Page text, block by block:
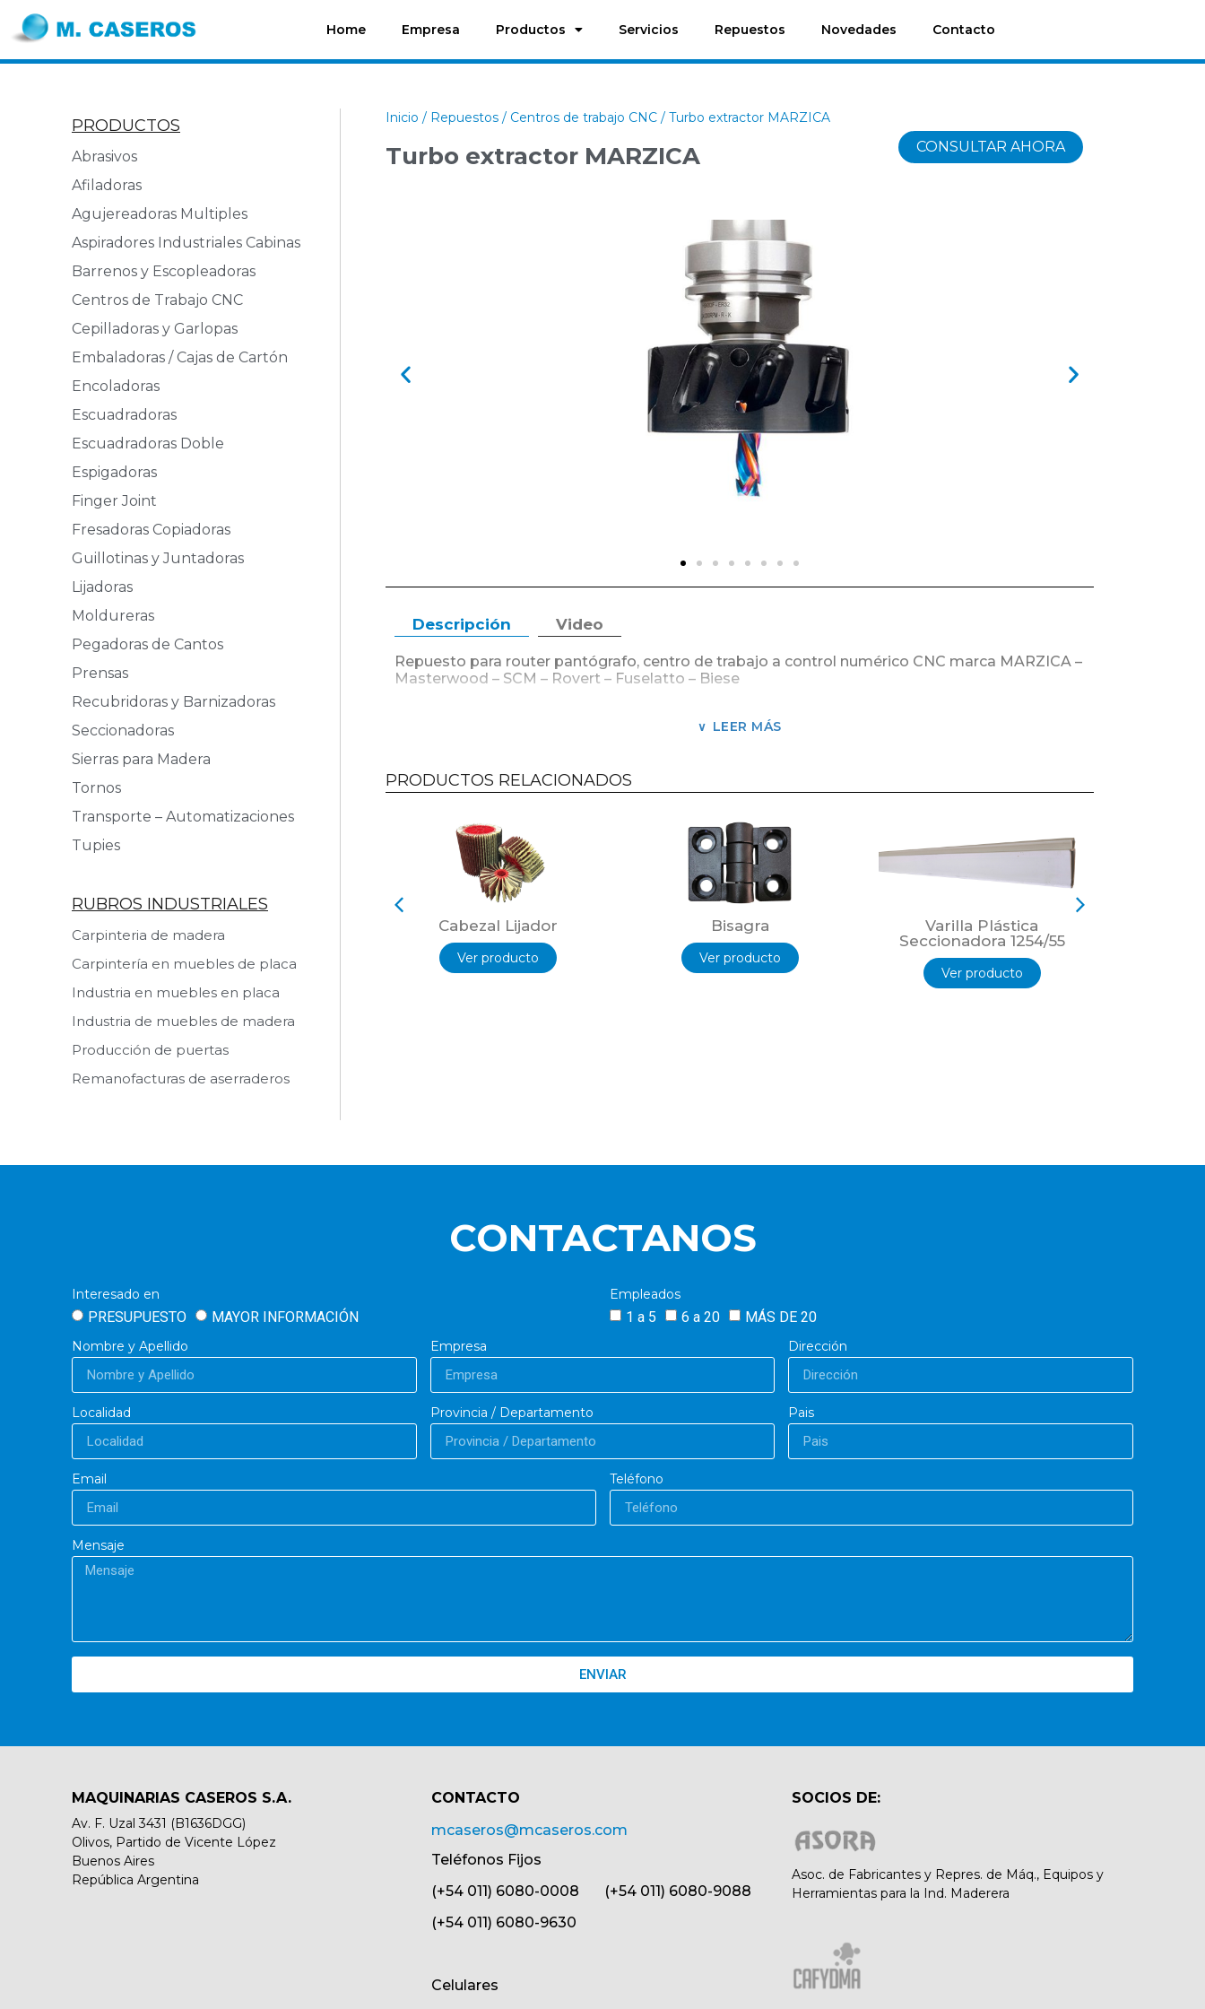
Home Empresa Productos Servicios Repuestos Novedades Contacto
PRODUCTOS
Abrasivos
Afiladoras
Agujereadoras Multiples
Aspiradores Industriales Cabinas
Barrenos y Escopleadoras
Centros de Trabajo CNC
Cepilladoras y Garlopas
Embaladoras / Cajas de Cartón
Encoladoras
Escuadradoras
Escuadradoras Doble
Espigadoras
Finger Joint
Fresadoras Copiadoras
Guillotinas y Juntadoras
Lijadoras
Moldureras
Pegadoras de Cantos
Prensas
Recubridoras y Barnizadoras
Seccionadoras
Sierras para Madera
Tornos
Transporte – Automatizaciones
Tupies
RUBROS INDUSTRIALES
Carpinteria de madera
Carpintería en muebles de placa
Industria en muebles en placa
Industria de muebles de madera
Producción de puertas
Remanofacturas de aserraderos
Inicio / Repuestos / Centros de trabajo CNC / Turbo extractor MARZICA
Turbo extractor MARZICA CONSULTAR AHORA
Descripción Video
Repuesto para router pantógrafo, centro de trabajo a control numérico CNC marca MARZICA –
Masterwood – SCM – Rovert – Fuselatto – Biese
corte, ranurado de maquinas Ruoter CNC Nesting.
Reduce tiempos muertos de limpieza.
Refrigera la herramienta de corte gracias al flujo de aire generado.
Permite cortar a mayor velocidad.
Incrementa la duración de la herramienta de corte.
Datos Técnicos:
Conexión / Ataque: ER 32
Velocidad máxima de Giro 20.000 rpm
LEER MÁS
PRODUCTOS RELACIONADOS
Rueda Auxiliar
Ver producto
Cabezal Lijador
Ver producto
Bisagra
Ver producto
Varilla Plástica
Seccionadora 1254/55
Ver producto
CONTACTANOS
Interesado en
PRESUPUESTO MAYOR INFORMACIÓN
Empleados
1 a 5 6 a 20 MÁS DE 20
Nombre y Apellido Empresa Dirección
Localidad Provincia / Departamento Pais
Email Teléfono
Mensaje
ENVIAR
MAQUINARIAS CASEROS S.A.
Av. F. Uzal 3431 (B1636DGG)
Olivos, Partido de Vicente López
Buenos Aires
República Argentina
CONTACTO​
mcaseros@mcaseros.com
Teléfonos Fijos
(+54 011) 6080-0008 (+54 011) 6080-9088
(+54 011) 6080-9630
Celulares
SOCIOS DE:
Asoc. de Fabricantes y Repres. de Máq., Equipos y
Herramientas para la Ind. Maderera